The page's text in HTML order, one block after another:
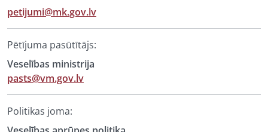
petijumi@mk.gov.lv
Pētījuma pasūtītājs:
Veselības ministrija
pasts@vm.gov.lv
Politikas joma: